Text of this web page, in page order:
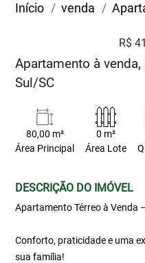
Início venda
R$
Apartamento à
Sul/SC
80,00 m²
Área Principal
0 m²
Área Lote
DESCRIÇÃO DO IMÓVEL
Apartamento Térreo à Venda
Conforto, praticidade e uma
sua família!